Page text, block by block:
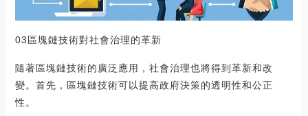
03區塊鏈技術對社會治理的革新
隨著區塊鏈技術的廣泛應用，社會治理也將得到革新和改
變。首先，區塊鏈技術可以提高政府決策的透明性和公正
性。